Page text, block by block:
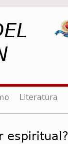
Literatura
espiritual?